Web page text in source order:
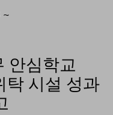
안심학교
탁 시설 성과